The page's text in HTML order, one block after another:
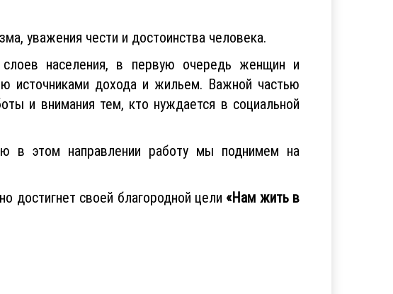
уважения чести и достоинства человека.
населения, в первую очередь женщин и
источниками дохода и жильем. Важной частью
и внимания тем, кто нуждается в социальной
в этом направлении работу мы поднимем на
достигнет своей благородной цели «Нам жить в